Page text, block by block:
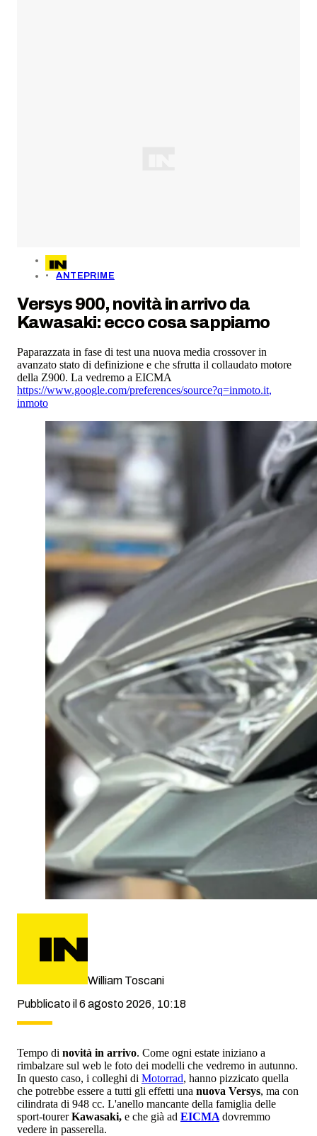
ANTEPRIME
Versys 900, novità in arrivo da
Kawasaki: ecco cosa sappiamo
Paparazzata in fase di test una nuova media crossover in
avanzato stato di definizione e che sfrutta il collaudato motore
della Z900. La vedremo a EICMA
https://www.google.com/preferences/source?q=inmoto.it,
inmoto
William Toscani
Pubblicato il 6 agosto 2026, 10:18
Tempo di novità in arrivo. Come ogni estate iniziano a
rimbalzare sul web le foto dei modelli che vedremo in autunno.
In questo caso, i colleghi di Motorrad, hanno pizzicato quella
che potrebbe essere a tutti gli effetti una nuova Versys, ma con
cilindrata di 948 cc. L'anello mancante della famiglia delle
sport-tourerKawasaki, e che già ad EICMA dovremmo
vedere in passerella.